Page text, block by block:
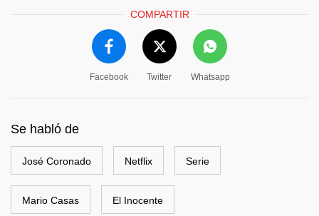
COMPARTIR
Facebook Twitter Whatsapp
Se habló de
José Coronado Netflix Serie
Mario Casas El Inocente